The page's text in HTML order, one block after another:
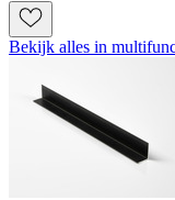
Bekijk alles in